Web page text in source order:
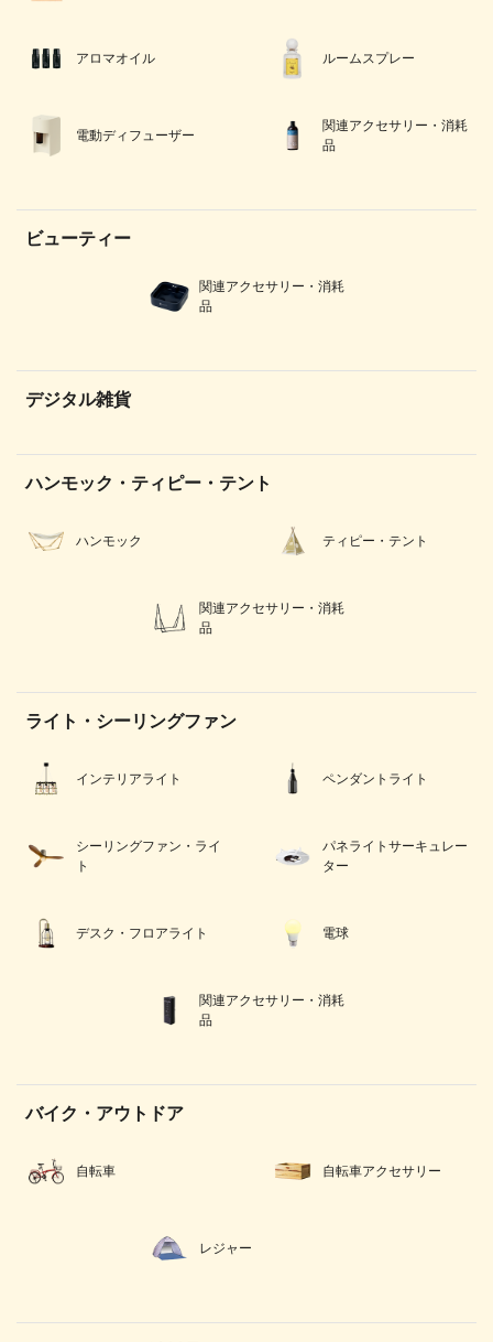
アロマオイル ルームスプレー
電動ディフューザー
関連アクセサリー・消耗
品
ビューティー
関連アクセサリー・消耗
品
デジタル雑貨
ハンモック・ティピー・テント
ハンモック ティピー・テント
関連アクセサリー・消耗
品
ライト・シーリングファン
インテリアライト ペンダントライト
シーリングファン・ライ
ト
パネライトサーキュレー
ター
デスク・フロアライト 電球
関連アクセサリー・消耗
品
バイク・アウトドア
自転車 自転車アクセサリー
レジャー